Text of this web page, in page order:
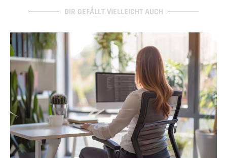
DIR GEFÄLLT VIELLEICHT AUCH